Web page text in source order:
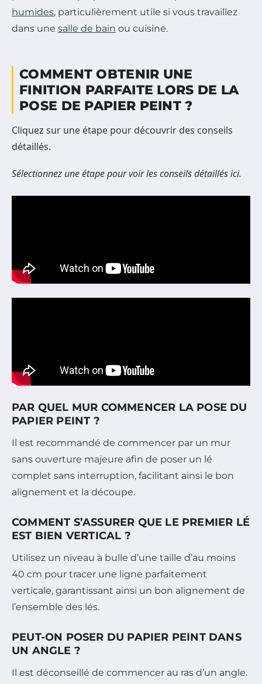
humides, particulièrement utile si vous travaillez
dans une salle de bain ou cuisine.
COMMENT OBTENIR UNE
FINITION PARFAITE LORS DE LA
POSE DE PAPIER PEINT ?
Cliquez sur une étape pour découvrir des conseils
détaillés.
Sélectionnez une étape pour voir les conseils détaillés ici.
PAR QUEL MUR COMMENCER LA POSE DU
PAPIER PEINT ?
Il est recommandé de commencer par un mur
sans ouverture majeure afin de poser un lé
complet sans interruption, facilitant ainsi le bon
alignement et la découpe.
COMMENT S’ASSURER QUE LE PREMIER LÉ
EST BIEN VERTICAL ?
Utilisez un niveau à bulle d’une taille d’au moins
40 cm pour tracer une ligne parfaitement
verticale, garantissant ainsi un bon alignement de
l’ensemble des lés.
PEUT-ON POSER DU PAPIER PEINT DANS
UN ANGLE ?
Il est déconseillé de commencer au ras d’un angle.